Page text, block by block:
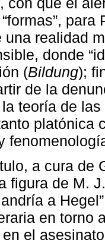
una realidad
donde
(Bildung);
de la
teoría de las
platónica
a cura de
figura de M.
a
en torno
el